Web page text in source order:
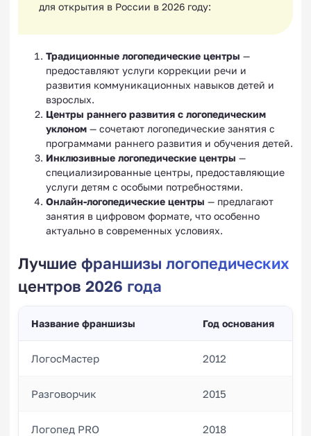
для открытия в России в 2026 году:
Традиционные логопедические центры —
предоставляют услуги коррекции речи и
развития коммуникационных навыков детей и
взрослых.
Центры раннего развития с логопедическим
уклоном — сочетают логопедические занятия с
программами раннего развития и обучения детей.
Инклюзивные логопедические центры —
специализированные центры, предоставляющие
услуги детям с особыми потребностями.
Онлайн-логопедические центры — предлагают
занятия в цифровом формате, что особенно
актуально в современных условиях.
Лучшие франшизы логопедических
центров 2026 года
Название франшизы Год основания
ЛогосМастер 2012
Разговорчик 2015
Логопед PRO 2018